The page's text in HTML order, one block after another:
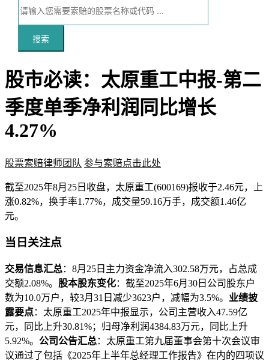
搜索
股市必读：太原重工中报-第二
季度单季净利润同比增长
4.27%
股票索赔律师团队 参与索赔点击此处
截至2025年8月25日收盘，太原重工(600169)报收于2.46元，上
涨0.82%，换手率1.77%，成交量59.16万手，成交额1.46亿
元。
当日关注点
交易信息汇总：8月25日主力资金净流入302.58万元，占总成
交额2.08%。 股本股东变化：截至2025年6月30日公司股东户
数为10.0万户，较3月31日减少3623户，减幅为3.5%。 业绩披
露要点：太原重工2025年中报显示，公司主营收入47.59亿
元，同比上升30.81%；归母净利润4384.83万元，同比上升
5.92%。 公司公告汇总：太原重工第九届董事会第十次会议审
议通过了包括《2025年上半年总经理工作报告》在内的四项议